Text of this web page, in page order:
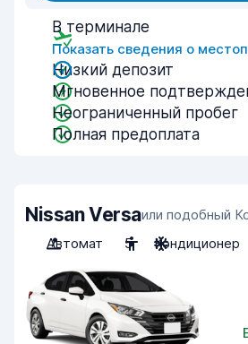
В терминале
Показать сведения о
Низкий депозит
Мгновенное
Неограниченный пробег
Полная предоплата
Nissan Versaили подобный
Автомат
5 Кондиционер